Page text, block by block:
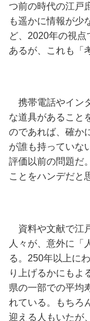
つ前の時代の江戸
も遥かに情報が少
ど、2020年の視
あるが、これも「
携帯電話やイン
な道具があること
のであれば、確か
が誰も持っていな
評価以前の問題だ
ことをハンデだと
資料や文献で江
人々が、意外に「
る。250年以上に
り上げるかにもよ
県の一部での平均
れている。もちろ
迎える人もいたが